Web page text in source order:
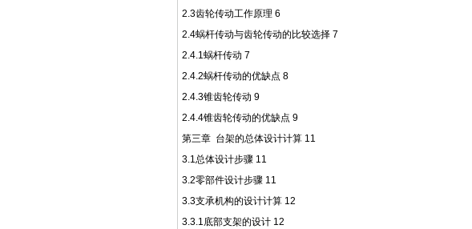
2.3齿轮传动工作原理 6
2.4蜗杆传动与齿轮传动的比较选择7
2.4.1蜗杆传动 7
2.4.2蜗杆传动的优缺点 8
2.4.3锥齿轮传动 9
2.4.4锥齿轮传动的优缺点 9
第三章 台架的总体设计计算11
3.1总体设计步骤11
3.2零部件设计步骤11
3.3支承机构的设计计算12
3.3.1底部支架的设计12